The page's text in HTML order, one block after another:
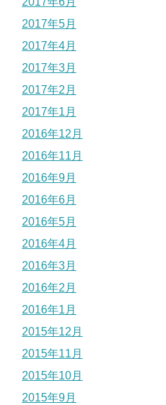
2017年5月
2017年4月
2017年3月
2017年2月
2017年1月
2016年12月
2016年11月
2016年9月
2016年6月
2016年5月
2016年4月
2016年3月
2016年2月
2016年1月
2015年12月
2015年11月
2015年10月
2015年9月